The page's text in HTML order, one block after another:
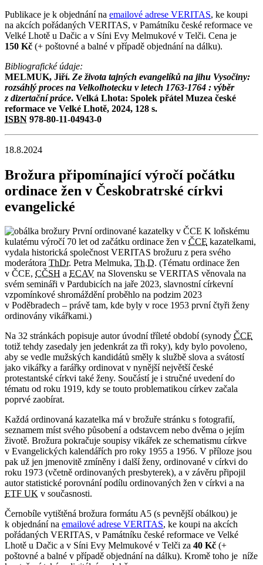
Publikace je k objednání na emailové adrese VERITAS, ke koupi
na akcích pořádaných VERITAS, v Památníku české reformace ve
Velké Lhotě u Dačic a v Síni Evy Melmukové v Telči. Cena je
150 Kč (+ poštovné a balné v případě objednání na dálku).
Bibliografické údaje:
MELMUK, Jiří. Ze života tajných evangelíků na jihu Vysočiny:
rozsáhlý proces na Velkolhotecku v letech 1763-1764 : výběr
z dizertační práce. Velká Lhota: Spolek přátel Muzea české
reformace ve Velké Lhotě, 2024, 128 s.
ISBN 978-80-11-04943-0
18.8.2024
Brožura připomínající výročí počátku
ordinace žen v Českobratrské církvi
evangelické
K loňskému
kulatému výročí 70 let od začátku ordinace žen v ČCE kazatelkami,
vydala historická společnost VERITAS brožuru z pera svého
moderátora ThDr. Petra Melmuka, Th.D. (Tématu ordinace žen
v ČCE, CČSH a ECAV na Slovensku se VERITAS věnovala na
svém semináři v Pardubicích na jaře 2023, slavnostní církevní
vzpomínkové shromáždění proběhlo na podzim 2023
v Poděbradech – právě tam, kde byly v roce 1953 první čtyři ženy
ordinovány vikářkami.)
Na 32 stránkách popisuje autor úvodní tříleté období (synody ČCE
totiž tehdy zasedaly jen jedenkrát za tři roky), kdy bylo povoleno,
aby se vedle mužských kandidátů směly k službě slova a svátostí
jako vikářky a farářky ordinovat v nynější největší české
protestantské církvi také ženy. Součástí je i stručné uvedení do
tématu od roku 1919, kdy se touto problematikou církev začala
poprvé zaobírat.
Každá ordinovaná kazatelka má v brožuře stránku s fotografií,
seznamem míst svého působení a odstavcem nebo dvěma o jejím
životě. Brožura pokračuje soupisy vikářek ze schematismu církve
v Evangelických kalendářích pro roky 1955 a 1956. V příloze jsou
pak už jen jmenovitě zmíněny i další ženy, ordinované v církvi do
roku 1973 (včetně ordinovaných presbyterek), a v závěru připojil
autor statistické porovnání podílu ordinovaných žen v církvi a na
ETF UK v současnosti.
Černobíle vytištěná brožura formátu A5 (s pevnější obálkou) je
k objednání na emailové adrese VERITAS, ke koupi na akcích
pořádaných VERITAS, v Památníku české reformace ve Velké
Lhotě u Dačic a v Síni Evy Melmukové v Telči za 40 Kč (+
poštovné a balné v případě objednání na dálku). Kromě toho je níže